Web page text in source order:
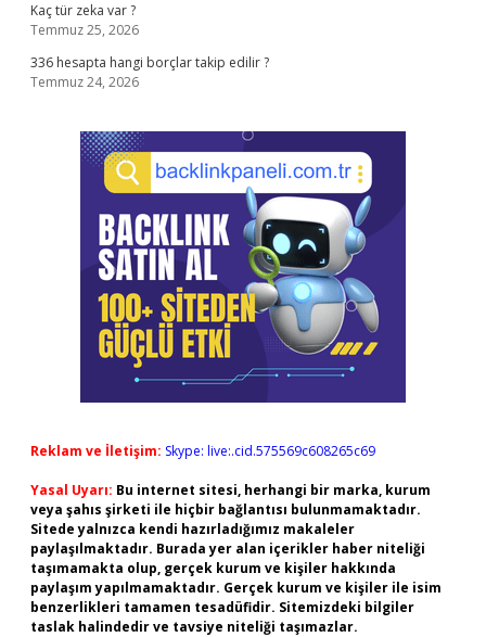
Kaç tür zeka var ?
Temmuz 25, 2026
336 hesapta hangi borçlar takip edilir ?
Temmuz 24, 2026
Reklam ve İletişim: Skype: live:.cid.575569c608265c69
Yasal Uyarı: Bu internet sitesi, herhangi bir marka, kurum
veya şahıs şirketi ile hiçbir bağlantısı bulunmamaktadır.
Sitede yalnızca kendi hazırladığımız makaleler
paylaşılmaktadır. Burada yer alan içerikler haber niteliği
taşımamakta olup, gerçek kurum ve kişiler hakkında
paylaşım yapılmamaktadır. Gerçek kurum ve kişiler ile isim
benzerlikleri tamamen tesadüfidir. Sitemizdeki bilgiler
taslak halindedir ve tavsiye niteliği taşımazlar.